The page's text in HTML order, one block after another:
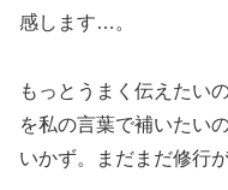
感します…。
もっとうまく伝えたい
を私の言葉で補いたい
いかず。まだまだ修行